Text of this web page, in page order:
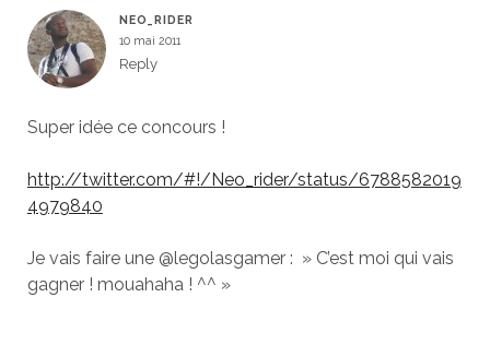
NEO_RIDER
10 mai 2011
Reply
Super idée ce concours !
http://twitter.com/#!/Neo_rider/status/6788582019
4979840
Je vais faire une @legolasgamer : » C’est moi qui vais
gagner ! mouahaha ! ^^ »